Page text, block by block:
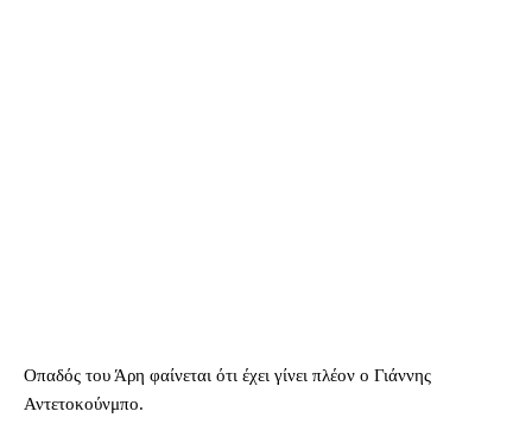
Οπαδός του Άρη φαίνεται ότι έχει γίνει πλέον ο Γιάννης
Αντετοκούνμπο.